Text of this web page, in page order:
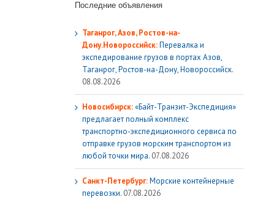
Последние объявления
Таганрог, Азов, Ростов-на-
Дону.Новороссийск:Перевалка и
экспедирование грузов в портах Азов,
Таганрог, Ростов-на-Дону, Новороссийск.
08.08.2026
Новосибирск:«Байт-Транзит-Экспедиция»
предлагает полный комплекс
транспортно-экспедиционного сервиса по
отправке грузов морским транспортом из
любой точки мира. 07.08.2026
Санкт-Петербург:Морские контейнерные
перевозки. 07.08.2026